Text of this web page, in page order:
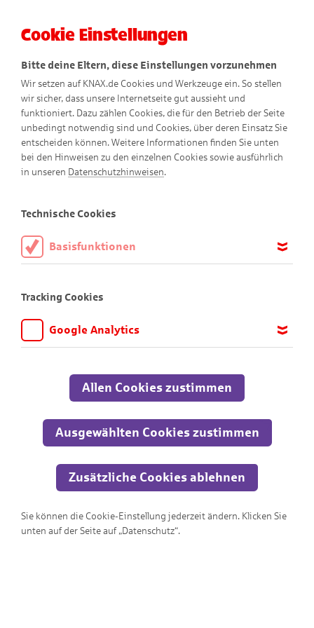
KNAXige Schatzjagd
Cookie Einstellungen
Bitte deine Eltern, diese Einstellungen vorzunehmen
Wir setzen auf KNAX.de Cookies und Werkzeuge ein. So stellen
wir sicher, dass unsere Internetseite gut aussieht und
funktioniert. Dazu zählen Cookies, die für den Betrieb der Seite
unbedingt notwendig sind und Cookies, über deren Einsatz Sie
entscheiden können. Weitere Informationen finden Sie unten
bei den Hinweisen zu den einzelnen Cookies sowie ausführlich
in unseren Datenschutzhinweisen.
Technische Cookies
Basisfunktionen
aktiviert sein.
Tracking Cookies
Google Analytics
anpassen und verbessern können. Aus diesem Grund nutzen wir
Google Analytics. Dieses Werkzeug erfasst die Seitenaufrufe zu
Übertragung anonymisiert.
Allen Cookies zustimmen
Ausgewählten Cookies zustimmen
Zusätzliche Cookies ablehnen
Sie können die Cookie-Einstellung jederzeit ändern. Klicken Sie
unten auf der Seite auf „Datenschutz“.